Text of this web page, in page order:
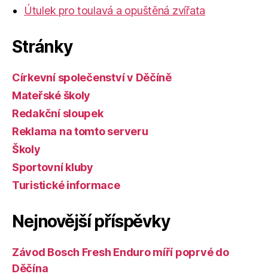
Útulek pro toulavá a opuštěná zvířata
Stránky
Církevní společenství v Děčíně
Mateřské školy
Redakční sloupek
Reklama na tomto serveru
Školy
Sportovní kluby
Turistické informace
Nejnovější příspěvky
Závod Bosch Fresh Enduro míří poprvé do
Děčína